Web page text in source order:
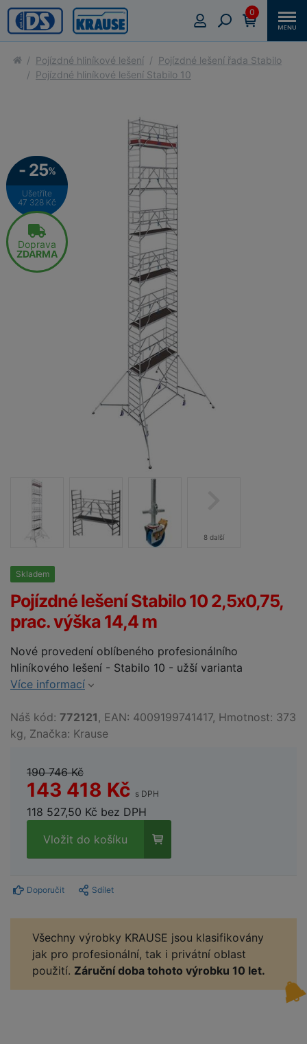
0
Pojízdné hliníkové lešení
Pojízdné lešení řada Stabilo
Pojízdné hliníkové lešení Stabilo 10
8 další
- 25%
Ušetříte
47 328 Kč
Doprava
ZDARMA
Skladem
Pojízdné lešení Stabilo 10 2,5x0,75,
prac. výška 14,4 m
Nové provedení oblíbeného profesionálního
hliníkového lešení - Stabilo 10 - užší varianta
Více informací
Náš kód: 772121, EAN: 4009199741417, Hmotnost: 373
kg, Značka: Krause
190 746 Kč
143 418 Kč s DPH
118 527,50 Kč bez DPH
Vložit do košíku
Doporučit Sdílet
Všechny výrobky KRAUSE jsou klasifikovány
jak pro profesionální, tak i privátní oblast
použití. Záruční doba tohoto výrobku 10 let.